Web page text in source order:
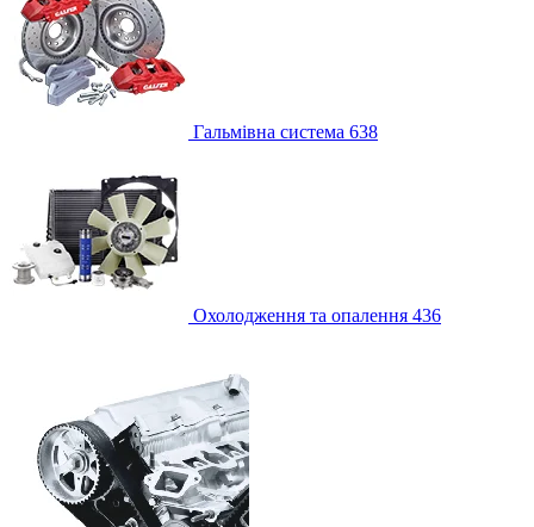
Гальмівна система 638
Охолодження та опалення 436